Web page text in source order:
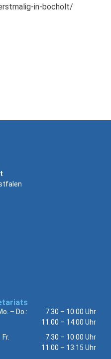
in-bocholt/
– Do.: 7.30 – 10.00 Uhr
11.00 – 14.00 Uhr
Fr. 7.30 – 10.00 Uhr
11.00 – 13:15 Uhr